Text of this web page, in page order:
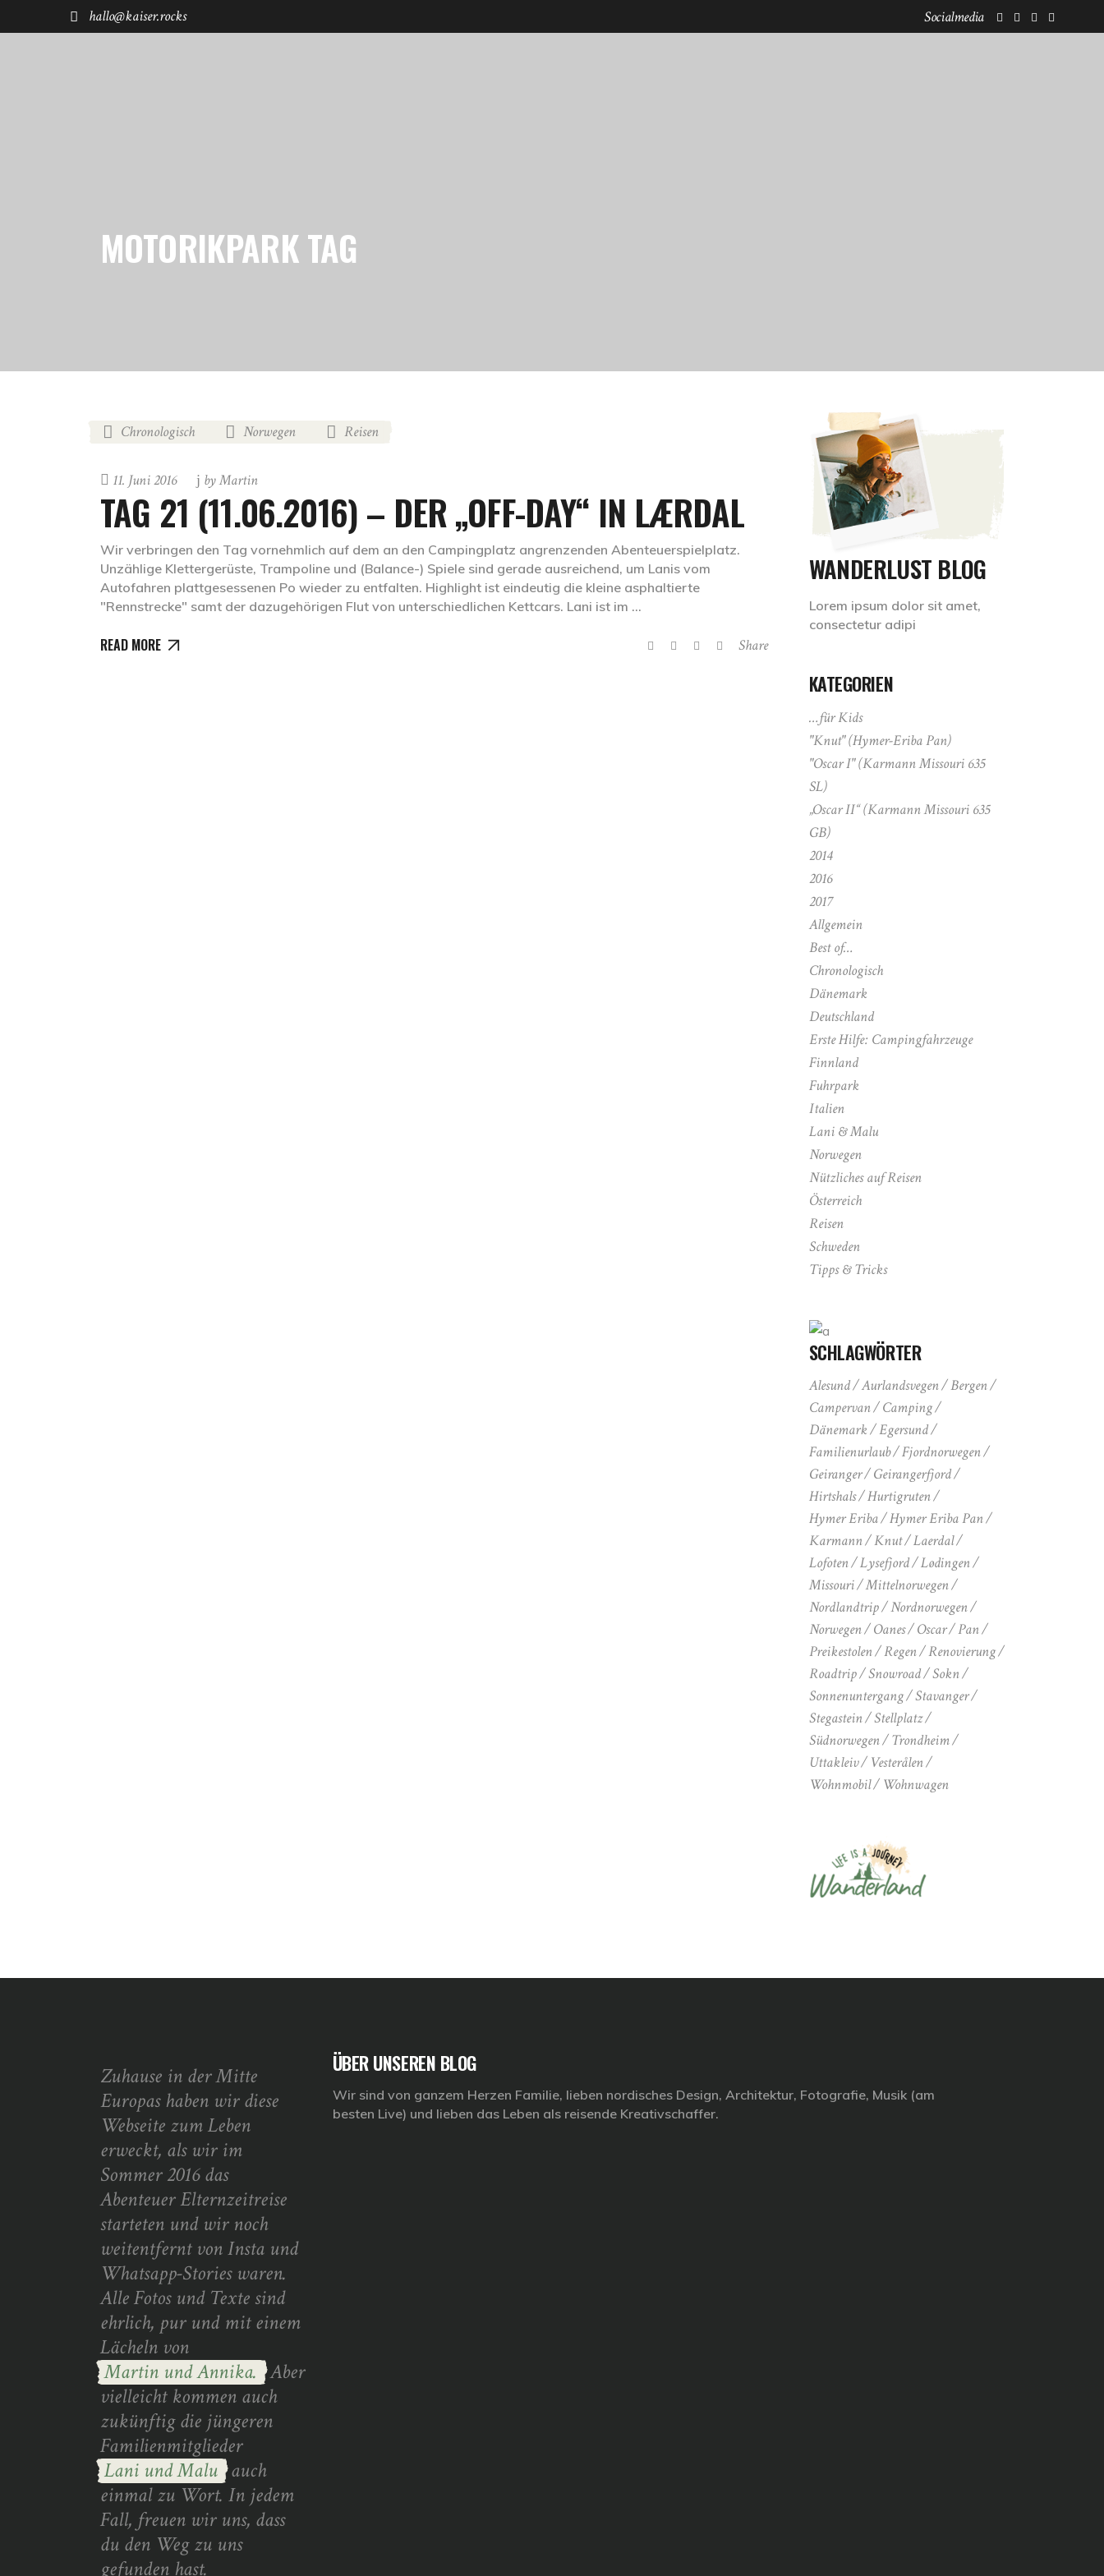
hallo@kaiser.rocks Socialmedia
MOTORIKPARK TAG
Chronologisch Norwegen Reisen
11. Juni 2016 byMartin
TAG 21 (11.06.2016) – DER „OFF-DAY“ IN LÆRDAL
Wir verbringen den Tag vornehmlich auf dem an den Campingplatz angrenzenden Abenteuerspielplatz.
Unzählige Klettergerüste, Trampoline und (Balance-) Spiele sind gerade ausreichend, um Lanis vom
Autofahren plattgesessenen Po wieder zu entfalten. Highlight ist eindeutig die kleine asphaltierte
"Rennstrecke" samt der dazugehörigen Flut von unterschiedlichen Kettcars. Lani ist im
READ MORE Share
WANDERLUST BLOG
Lorem ipsum dolor sit amet,
consectetur adipi
KATEGORIEN
…für Kids
"Knut" (Hymer-Eriba Pan)
"Oscar I" (Karmann Missouri 635
SL)
„Oscar II“ (Karmann Missouri 635
GB)
2014
2016
2017
Allgemein
Best of…
Chronologisch
Dänemark
Deutschland
Erste Hilfe: Campingfahrzeuge
Finnland
Fuhrpark
Italien
Lani & Malu
Norwegen
Nützliches auf Reisen
Österreich
Reisen
Schweden
Tipps & Tricks
SCHLAGWÖRTER
Alesund Aurlandsvegen
Bergen
Campervan
Camping
Dänemark
Egersund
Familienurlaub
Fjordnorwegen
Geiranger
Geirangerfjord
Hirtshals
Hurtigruten
Hymer Eriba
Hymer Eriba Pan
Karmann
Knut
Laerdal
Lofoten
Lysefjord
Lødingen
Missouri
Mittelnorwegen
Nordlandtrip
Nordnorwegen
Norwegen
Oanes Oscar
Pan
Preikestolen
Regen
Renovierung
Roadtrip
Snowroad
Sokn
Sonnenuntergang
Stavanger
Stegastein
Stellplatz
Südnorwegen
Trondheim
Uttakleiv
Vesterålen
Wohnmobil
Wohnwagen
Zuhause in der Mitte
Europas haben wir diese
Webseite zum Leben
erweckt, als wir im
Sommer 2016 das
Abenteuer Elternzeitreise
starteten und wir noch
weitentfernt von Insta und
Whatsapp-Stories waren.
Alle Fotos und Texte sind
ehrlich, pur und mit einem
Lächeln von
Martin und Annika. Aber
vielleicht kommen auch
zukünftig die jüngeren
Familienmitglieder
Lani und Malu auch
einmal zu Wort. In jedem
Fall, freuen wir uns, dass
du den Weg zu uns
gefunden hast.
ÜBER UNSEREN BLOG
Wir sind von ganzem Herzen Familie, lieben nordisches Design, Architektur, Fotografie, Musik (am
besten Live) und lieben das Leben als reisende Kreativschaffer.